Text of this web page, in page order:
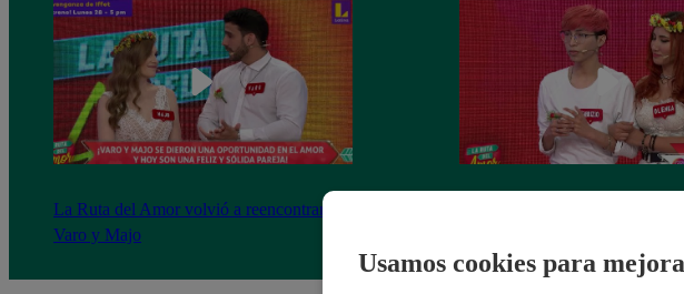
La Ruta del Amor volvió a reencontrar a
Varo y Majo
Usamos cookies para